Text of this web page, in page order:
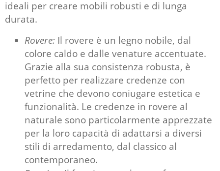
ideali per creare mobili robusti e di lunga
durata.
Rovere: Il rovere è un legno nobile, dal
colore caldo e dalle venature accentuate.
Grazie alla sua consistenza robusta, è
perfetto per realizzare credenze con
vetrine che devono coniugare estetica e
funzionalità. Le credenze in rovere al
naturale sono particolarmente apprezzate
per la loro capacità di adattarsi a diversi
stili di arredamento, dal classico al
contemporaneo.